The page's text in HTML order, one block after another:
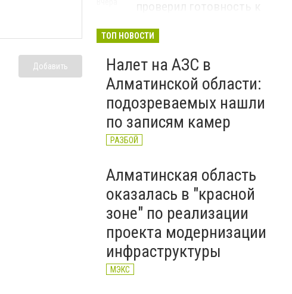
Добавить
Сил специальных операций
ТОП НОВОСТИ
Налет на АЗС в
Алматинской области:
подозреваемых нашли
по записям камер
РАЗБОЙ
Алматинская область
оказалась в "красной
зоне" по реализации
проекта модернизации
инфраструктуры
МЭКС